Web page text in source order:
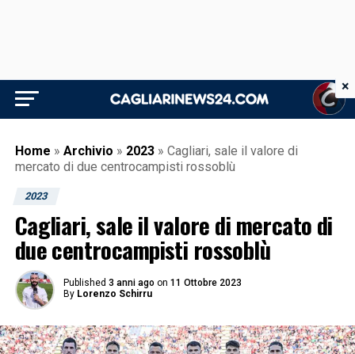
Home » Archivio » 2023 » Cagliari, sale il valore di
mercato di due centrocampisti rossoblù
2023
Cagliari, sale il valore di mercato di
due centrocampisti rossoblù
Published 3 anni ago on 11 Ottobre 2023
By Lorenzo Schirru
×